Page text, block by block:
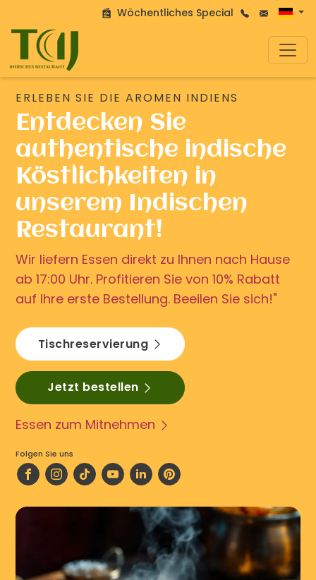
Wöchentliches Special
ERLEBEN SIE DIE AROMEN INDIENS
Entdecken Sie
authentische indische
Köstlichkeiten in
unserem Indischen
Restaurant!
Wir liefern Essen direkt zu Ihnen nach Hause
ab 17:00 Uhr. Profitieren Sie von 10% Rabatt
auf Ihre erste Bestellung. Beeilen Sie sich!"
Tischreservierung
Jetzt bestellen
Essen zum Mitnehmen
Folgen Sie uns